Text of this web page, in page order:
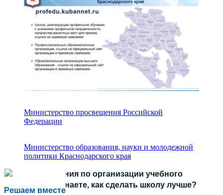
Министерство просвещения Российской
Федерации
Министерство образования, науки и молодежной
политики Краснодарского края
Решаем вместе
Есть предложения по организации учебного
процесса или знаете, как сделать школу лучше?